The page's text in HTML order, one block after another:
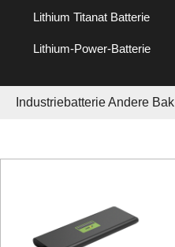
Lithium Titanat Batterie
Lithium-Power-Batterie
Industriebatterie Andere Bak